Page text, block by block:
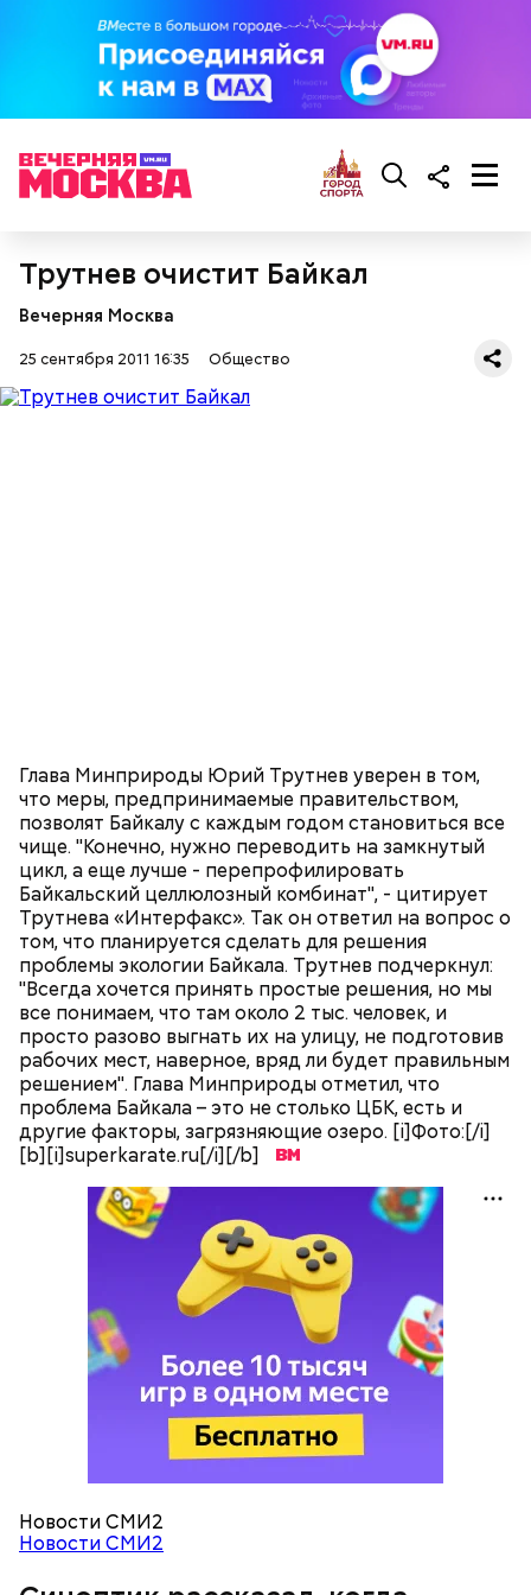
Трутнев очистит Байкал
Вечерняя Москва
25 сентября 2011 16:35 Общество
Глава Минприроды Юрий Трутнев уверен в том,
что меры, предпринимаемые правительством,
позволят Байкалу с каждым годом становиться все
чище. "Конечно, нужно переводить на замкнутый
цикл, а еще лучше - перепрофилировать
Байкальский целлюлозный комбинат", - цитирует
Трутнева «Интерфакс». Так он ответил на вопрос о
том, что планируется сделать для решения
проблемы экологии Байкала. Трутнев подчеркнул:
"Всегда хочется принять простые решения, но мы
все понимаем, что там около 2 тыс. человек, и
просто разово выгнать их на улицу, не подготовив
рабочих мест, наверное, вряд ли будет правильным
решением". Глава Минприроды отметил, что
проблема Байкала – это не столько ЦБК, есть и
другие факторы, загрязняющие озеро. [i]Фото:[/i]
[b][i]superkarate.ru[/i][/b]
Новости СМИ2
Новости СМИ2
По словам Вильфанда, с середины следующей
Читайте также:
Синоптик предупредил о переносе
купального сезона в Москве и Подмосковье